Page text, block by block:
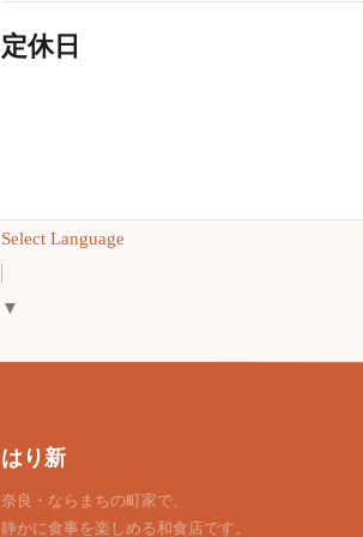
定休日
Select Language
▼
はり新
奈良・ならまちの町家で、
静かに食事を楽しめる和食店です。